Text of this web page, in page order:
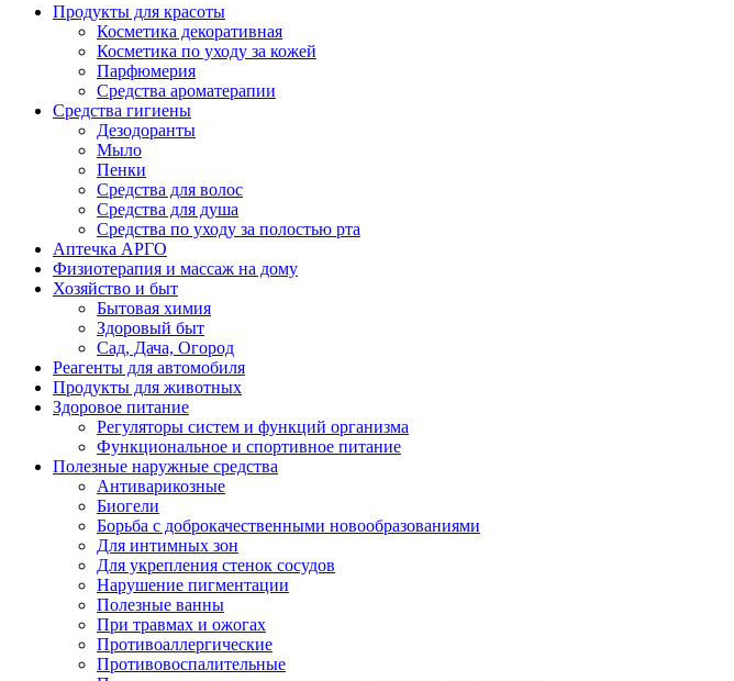
Продукты для красоты
Косметика декоративная
Косметика по уходу за кожей
Парфюмерия
Средства ароматерапии
Средства гигиены
Дезодоранты
Мыло
Пенки
Средства для волос
Средства для душа
Средства по уходу за полостью рта
Аптечка АРГО
Физиотерапия и массаж на дому
Хозяйство и быт
Бытовая химия
Здоровый быт
Сад, Дача, Огород
Реагенты для автомобиля
Продукты для животных
Здоровое питание
Регуляторы систем и функций организма
Функциональное и спортивное питание
Полезные наружные средства
Антиварикозные
Биогели
Борьба с доброкачественными новообразованиями
Для интимных зон
Для укрепления стенок сосудов
Нарушение пигментации
Полезные ванны
При травмах и ожогах
Противоаллергические
Противовоспалительные